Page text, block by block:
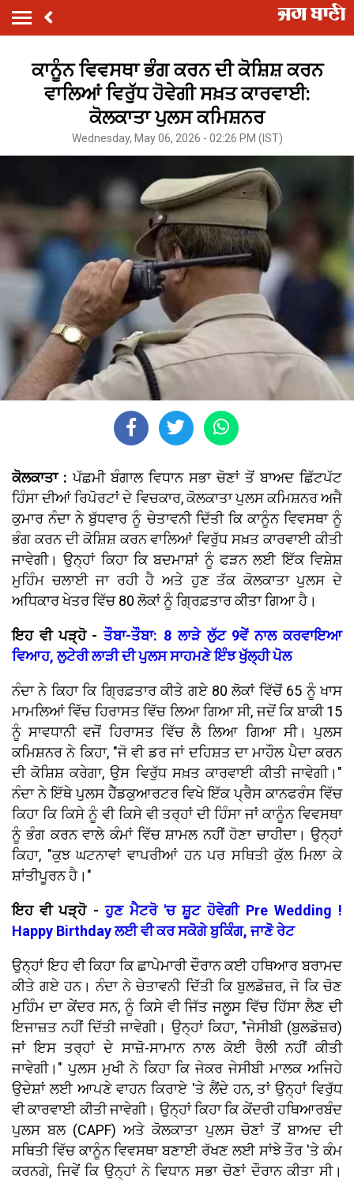
ਕਾਨੂੰਨ ਵਿਵਸਥਾ ਭੰਗ ਕਰਨ ਦੀ ਕੋਸ਼ਿਸ਼ ਕਰਨ
ਵਾਲਿਆਂ ਵਿਰੁੱਧ ਹੋਵੇਗੀ ਸਖ਼ਤ ਕਾਰਵਾਈ:
ਕੋਲਕਾਤਾ ਪੁਲਸ ਕਮਿਸ਼ਨਰ
Wednesday, May 06, 2026 - 02:26 PM (IST)
ਕੋਲਕਾਤਾ :ਪੱਛਮੀ ਬੰਗਾਲ ਵਿਧਾਨ ਸਭਾ ਚੋਣਾਂ ਤੋਂ ਬਾਅਦ ਛਿੱਟਪੱਟ
ਹਿੰਸਾ ਦੀਆਂ ਰਿਪੋਰਟਾਂ ਦੇ ਵਿਚਕਾਰ, ਕੋਲਕਾਤਾ ਪੁਲਸ ਕਮਿਸ਼ਨਰ ਅਜੈ
ਕੁਮਾਰ ਨੰਦਾ ਨੇ ਬੁੱਧਵਾਰ ਨੂੰ ਚੇਤਾਵਨੀ ਦਿੱਤੀ ਕਿ ਕਾਨੂੰਨ ਵਿਵਸਥਾ ਨੂੰ
ਭੰਗ ਕਰਨ ਦੀ ਕੋਸ਼ਿਸ਼ ਕਰਨ ਵਾਲਿਆਂ ਵਿਰੁੱਧ ਸਖ਼ਤ ਕਾਰਵਾਈ ਕੀਤੀ
ਜਾਵੇਗੀ। ਉਨ੍ਹਾਂ ਕਿਹਾ ਕਿ ਬਦਮਾਸ਼ਾਂ ਨੂੰ ਫੜਨ ਲਈ ਇੱਕ ਵਿਸ਼ੇਸ਼
ਮੁਹਿੰਮ ਚਲਾਈ ਜਾ ਰਹੀ ਹੈ ਅਤੇ ਹੁਣ ਤੱਕ ਕੋਲਕਾਤਾ ਪੁਲਸ ਦੇ
ਅਧਿਕਾਰ ਖੇਤਰ ਵਿੱਚ 80 ਲੋਕਾਂ ਨੂੰ ਗ੍ਰਿਫ਼ਤਾਰ ਕੀਤਾ ਗਿਆ ਹੈ।
ਇਹ ਵੀ ਪੜ੍ਹੋ -ਤੌਬਾ-ਤੌਬਾ: 8 ਲਾੜੇ ਲੁੱਟ 9ਵੇਂ ਨਾਲ ਕਰਵਾਇਆ
ਵਿਆਹ, ਲੁਟੇਰੀ ਲਾੜੀ ਦੀ ਪੁਲਸ ਸਾਹਮਣੇ ਇੰਝ ਖੁੱਲ੍ਹੀ ਪੋਲ
ਨੰਦਾ ਨੇ ਕਿਹਾ ਕਿ ਗ੍ਰਿਫ਼ਤਾਰ ਕੀਤੇ ਗਏ 80 ਲੋਕਾਂ ਵਿੱਚੋਂ 65 ਨੂੰ ਖਾਸ
ਮਾਮਲਿਆਂ ਵਿੱਚ ਹਿਰਾਸਤ ਵਿੱਚ ਲਿਆ ਗਿਆ ਸੀ, ਜਦੋਂ ਕਿ ਬਾਕੀ 15
ਨੂੰ ਸਾਵਧਾਨੀ ਵਜੋਂ ਹਿਰਾਸਤ ਵਿੱਚ ਲੈ ਲਿਆ ਗਿਆ ਸੀ। ਪੁਲਸ
ਕਮਿਸ਼ਨਰ ਨੇ ਕਿਹਾ, "ਜੋ ਵੀ ਡਰ ਜਾਂ ਦਹਿਸ਼ਤ ਦਾ ਮਾਹੌਲ ਪੈਦਾ ਕਰਨ
ਦੀ ਕੋਸ਼ਿਸ਼ ਕਰੇਗਾ, ਉਸ ਵਿਰੁੱਧ ਸਖ਼ਤ ਕਾਰਵਾਈ ਕੀਤੀ ਜਾਵੇਗੀ।"
ਨੰਦਾ ਨੇ ਇੱਥੇ ਪੁਲਸ ਹੈੱਡਕੁਆਰਟਰ ਵਿਖੇ ਇੱਕ ਪ੍ਰੈਸ ਕਾਨਫਰੰਸ ਵਿੱਚ
ਕਿਹਾ ਕਿ ਕਿਸੇ ਨੂੰ ਵੀ ਕਿਸੇ ਵੀ ਤਰ੍ਹਾਂ ਦੀ ਹਿੰਸਾ ਜਾਂ ਕਾਨੂੰਨ ਵਿਵਸਥਾ
ਨੂੰ ਭੰਗ ਕਰਨ ਵਾਲੇ ਕੰਮਾਂ ਵਿੱਚ ਸ਼ਾਮਲ ਨਹੀਂ ਹੋਣਾ ਚਾਹੀਦਾ। ਉਨ੍ਹਾਂ
ਕਿਹਾ, "ਕੁਝ ਘਟਨਾਵਾਂ ਵਾਪਰੀਆਂ ਹਨ ਪਰ ਸਥਿਤੀ ਕੁੱਲ ਮਿਲਾ ਕੇ
ਸ਼ਾਂਤੀਪੂਰਨ ਹੈ।"
ਇਹ ਵੀ ਪੜ੍ਹੋ -ਹੁਣ ਮੈਟਰੋ 'ਚ ਸ਼ੂਟ ਹੋਵੇਗੀ Pre Wedding !
Happy Birthday ਲਈ ਵੀ ਕਰ ਸਕੋਗੇ ਬੁਕਿੰਗ, ਜਾਣੋ ਰੇਟ
ਉਨ੍ਹਾਂ ਇਹ ਵੀ ਕਿਹਾ ਕਿ ਛਾਪੇਮਾਰੀ ਦੌਰਾਨ ਕਈ ਹਥਿਆਰ ਬਰਾਮਦ
ਕੀਤੇ ਗਏ ਹਨ। ਨੰਦਾ ਨੇ ਚੇਤਾਵਨੀ ਦਿੱਤੀ ਕਿ ਬੁਲਡੋਜ਼ਰ, ਜੋ ਕਿ ਚੋਣ
ਮੁਹਿੰਮ ਦਾ ਕੇਂਦਰ ਸਨ, ਨੂੰ ਕਿਸੇ ਵੀ ਜਿੱਤ ਜਲੂਸ ਵਿੱਚ ਹਿੱਸਾ ਲੈਣ ਦੀ
ਇਜਾਜ਼ਤ ਨਹੀਂ ਦਿੱਤੀ ਜਾਵੇਗੀ। ਉਨ੍ਹਾਂ ਕਿਹਾ, "ਜੇਸੀਬੀ (ਬੁਲਡੋਜ਼ਰ)
ਜਾਂ ਇਸ ਤਰ੍ਹਾਂ ਦੇ ਸਾਜ਼ੋ-ਸਾਮਾਨ ਨਾਲ ਕੋਈ ਰੈਲੀ ਨਹੀਂ ਕੀਤੀ
ਜਾਵੇਗੀ।" ਪੁਲਸ ਮੁਖੀ ਨੇ ਕਿਹਾ ਕਿ ਜੇਕਰ ਜੇਸੀਬੀ ਮਾਲਕ ਅਜਿਹੇ
ਉਦੇਸ਼ਾਂ ਲਈ ਆਪਣੇ ਵਾਹਨ ਕਿਰਾਏ 'ਤੇ ਲੈਂਦੇ ਹਨ, ਤਾਂ ਉਨ੍ਹਾਂ ਵਿਰੁੱਧ
ਵੀ ਕਾਰਵਾਈ ਕੀਤੀ ਜਾਵੇਗੀ। ਉਨ੍ਹਾਂ ਕਿਹਾ ਕਿ ਕੇਂਦਰੀ ਹਥਿਆਰਬੰਦ
ਪੁਲਸ ਬਲ (CAPF) ਅਤੇ ਕੋਲਕਾਤਾ ਪੁਲਸ ਚੋਣਾਂ ਤੋਂ ਬਾਅਦ ਦੀ
ਸਥਿਤੀ ਵਿੱਚ ਕਾਨੂੰਨ ਵਿਵਸਥਾ ਬਣਾਈ ਰੱਖਣ ਲਈ ਸਾਂਝੇ ਤੌਰ 'ਤੇ ਕੰਮ
ਕਰਨਗੇ, ਜਿਵੇਂ ਕਿ ਉਨ੍ਹਾਂ ਨੇ ਵਿਧਾਨ ਸਭਾ ਚੋਣਾਂ ਦੌਰਾਨ ਕੀਤਾ ਸੀ।